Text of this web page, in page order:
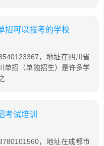
招可以报考的学校
，地址在四川省
单招（单独招生）是许多学
考试培训
，地址在成都市